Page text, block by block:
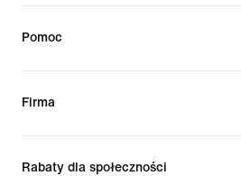
Pomoc
Firma
Rabaty dla społeczności